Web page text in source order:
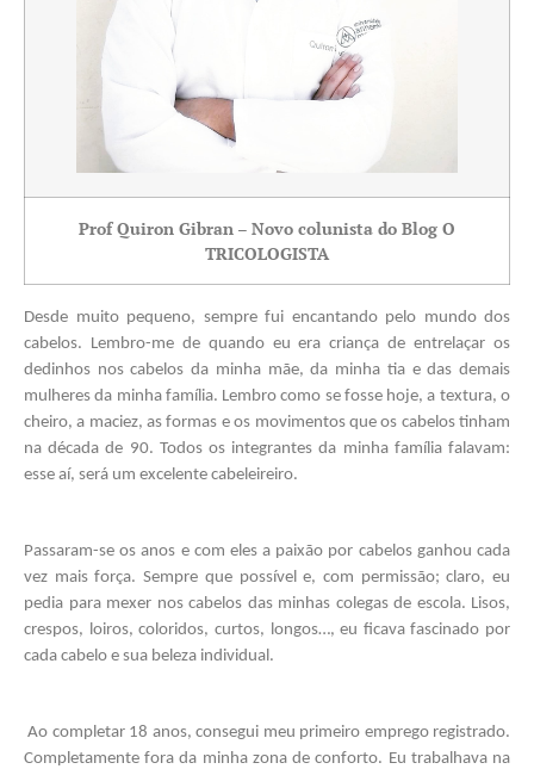
Prof Quiron Gibran – Novo colunista do Blog O
TRICOLOGISTA
Desde muito pequeno, sempre fui encantando pelo mundo dos
cabelos. Lembro-me de quando eu era criança de entrelaçar os
dedinhos nos cabelos da minha mãe, da minha tia e das demais
mulheres da minha família. Lembro como se fosse hoje, a textura, o
cheiro, a maciez, as formas e os movimentos que os cabelos tinham
na década de 90. Todos os integrantes da minha família falavam:
esse aí, será um excelente cabeleireiro.
Passaram-se os anos e com eles a paixão por cabelos ganhou cada
vez mais força. Sempre que possível e, com permissão; claro, eu
pedia para mexer nos cabelos das minhas colegas de escola. Lisos,
crespos, loiros, coloridos, curtos, longos…, eu ficava fascinado por
cada cabelo e sua beleza individual.
Ao completar 18 anos, consegui meu primeiro emprego registrado.
Completamente fora da minha zona de conforto. Eu trabalhava na